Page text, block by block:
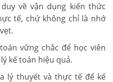
về vận dụng kiến thức
tế, chứ không chỉ là nhớ
vững chắc để học viên
kế toán hiệu quả.
lý thuyết và thực tế để kế